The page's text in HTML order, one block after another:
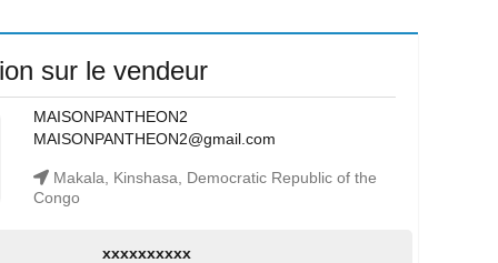
sur le vendeur
MAISONPANTHEON2
MAISONPANTHEON2@gmail.com
Makala, Kinshasa, Democratic Republic of the
Congo
xxxxxxxxxx